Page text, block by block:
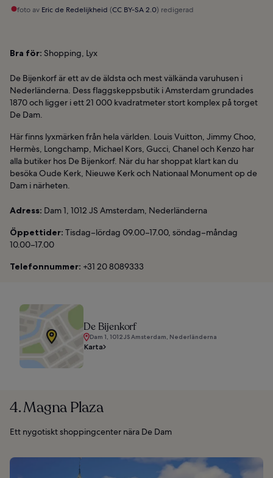
foto av Eric de Redelijkheid (CC BY-SA 2.0) redigerad
Bra för: Shopping, Lyx
De Bijenkorf är ett av de äldsta och mest välkända varuhusen i
Nederländerna. Dess flaggskeppsbutik i Amsterdam grundades
1870 och ligger i ett 21 000 kvadratmeter stort komplex på torget
De Dam.
Här finns lyxmärken från hela världen. Louis Vuitton, Jimmy Choo,
Hermès, Longchamp, Michael Kors, Gucci, Chanel och Kenzo har
alla butiker hos De Bijenkorf. När du har shoppat klart kan du
besöka Oude Kerk, Nieuwe Kerk och Nationaal Monument op de
Dam i närheten.
Adress: Dam 1, 1012 JS Amsterdam, Nederländerna
Öppettider: Tisdag–lördag 09.00–17.00, söndag–måndag
10.00–17.00
Telefonnummer: +31 20 8089333
De Bijenkorf
Dam 1, 1012 JS Amsterdam, Nederländerna
Karta
4. Magna Plaza
Ett nygotiskt shoppingcenter nära De Dam